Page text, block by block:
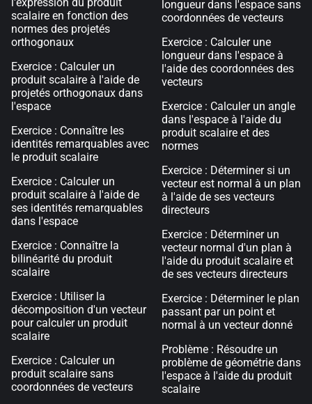
scalaire en fonction des
normes des projetés
orthogonaux
Exercice : Calculer un
produit scalaire à l'aide de
projetés orthogonaux dans
l'espace
Exercice : Connaître les
identités remarquables avec
le produit scalaire
Exercice : Calculer un
produit scalaire à l'aide de
ses identités remarquables
dans l'espace
Exercice : Connaître la
bilinéarité du produit
scalaire
Exercice : Utiliser la
décomposition d'un vecteur
pour calculer un produit
scalaire
Exercice : Calculer un
produit scalaire sans
coordonnées de vecteurs
longueur dans l'espace sans
coordonnées de vecteurs
Exercice : Calculer une
longueur dans l'espace à
l'aide des coordonnées des
vecteurs
Exercice : Calculer un angle
dans l'espace à l'aide du
produit scalaire et des
normes
Exercice : Déterminer si un
vecteur est normal à un plan
à l'aide de ses vecteurs
directeurs
Exercice : Déterminer un
vecteur normal d'un plan à
l'aide du produit scalaire et
de ses vecteurs directeurs
Exercice : Déterminer le plan
passant par un point et
normal à un vecteur donné
Problème : Résoudre un
problème de géométrie dans
l'espace à l'aide du produit
scalaire